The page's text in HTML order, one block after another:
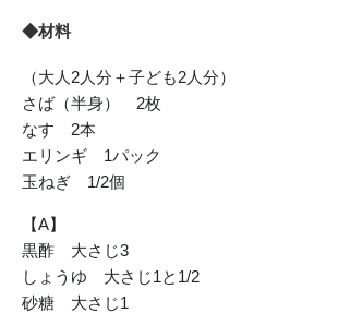
◆材料
（大人2人分＋子ども2人分）
さば（半身） 2枚
なす 2本
エリンギ 1パック
玉ねぎ 1/2個
【A】
黒酢 大さじ3
しょうゆ 大さじ1と1/2
砂糖 大さじ1